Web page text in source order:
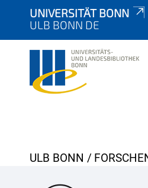
UNIVERSITÄT BONN
ULB BONN DE
Y
ULB BONN